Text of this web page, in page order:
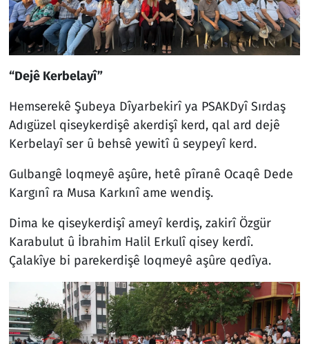
“Dejê Kerbelayî”
Hemserekê Şubeya Dîyarbekirî ya PSAKDyî Sırdaş
Adıgüzel qiseykerdişê akerdişî kerd, qal ard dejê
Kerbelayî ser û behsê yewitî û seypeyî kerd.
Gulbangê loqmeyê aşûre, hetê pîranê Ocaqê Dede
Kargınî ra Musa Karkınî ame wendiş.
Dima ke qiseykerdişî ameyî kerdiş, zakirî Özgür
Karabulut û İbrahim Halil Erkulî qisey kerdî.
Çalakîye bi parekerdişê loqmeyê aşûre qedîya.